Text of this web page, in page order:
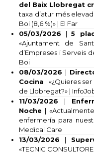
del Baix Llobregat
taxa d’atur més
Boi (8,6 %)» | El Far
05/03/2026 | 5
«Ajuntament de
d’Empreses i Serveis
Boi
08/03/2026 |
Cocina | «¿Quieres
de Llobregat?» |
11/03/2026 |
Noche |
enfermería para
Medical Care
13/03/2026 |
«TECNIC